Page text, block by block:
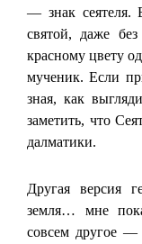
— знак сеятеля.
святой, даже
красному цвету
мученик. Если
зная, как
заметить, что
далматики.
Другая версия
земля… мне
совсем другое —